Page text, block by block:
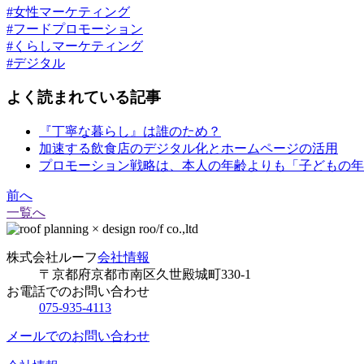
#女性マーケティング
#フードプロモーション
#くらしマーケティング
#デジタル
よく読まれている記事
『丁寧な暮らし』は誰のため？
加速する飲食店のデジタル化とホームページの活用
プロモーション戦略は、本人の年齢よりも「子どもの
前へ
一覧へ
株式会社ルーフ会社情報
〒京都府京都市南区久世殿城町330-1
お電話でのお問い合わせ
075-935-4113
メールでのお問い合わせ